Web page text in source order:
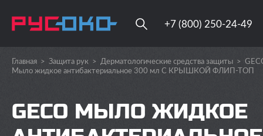
+7 (800) 250-24-49
Главная > Защита рук > Дерматологические средства защиты >
Мыло жидкое антибактериальное 300 мл С КРЫШКОЙ ФЛИП-ТОП
GECO МЫЛО ЖИДКОЕ